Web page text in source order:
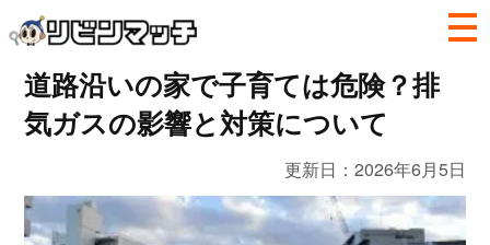
道路沿いの家で子育ては危険？排
気ガスの影響と対策について
更新日：2026年6月5日